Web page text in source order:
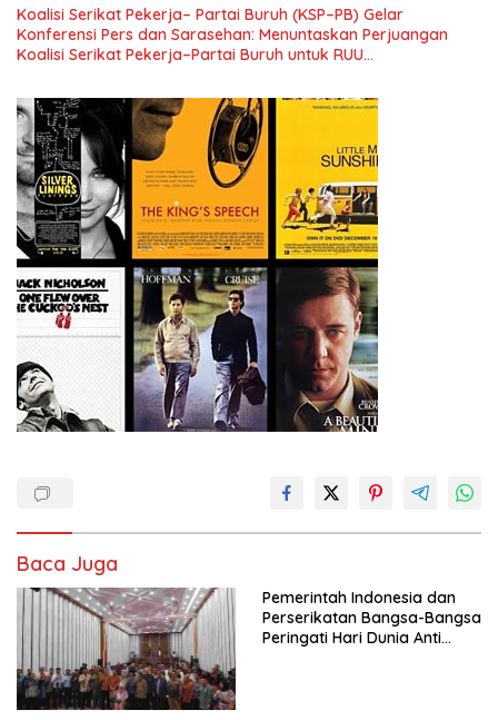
Koalisi Serikat Pekerja– Partai Buruh (KSP–PB) Gelar
Konferensi Pers dan Sarasehan: Menuntaskan Perjuangan
Koalisi Serikat Pekerja–Partai Buruh untuk RUU
Baca Juga
Pemerintah Indonesia dan
Perserikatan Bangsa-Bangsa
Peringati Hari Dunia Anti